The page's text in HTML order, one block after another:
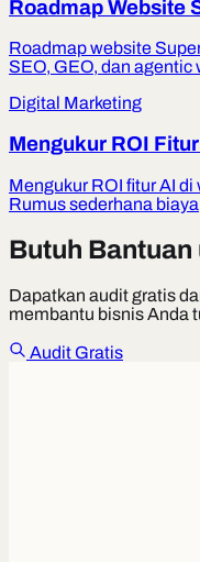
Roadmap Website
Roadmap website
SEO, GEO, dan
Digital Marketing
Mengukur ROI
Mengukur ROI fitur AI
Rumus sederhana
Butuh
Dapatkan audit gratis
membantu bisnis Anda
Audit Gratis